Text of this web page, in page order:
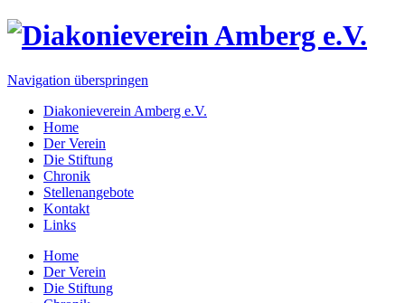
Navigation überspringen
Diakonieverein Amberg e.V.
Home
Der Verein
Die Stiftung
Chronik
Stellenangebote
Kontakt
Links
Home
Der Verein
Die Stiftung